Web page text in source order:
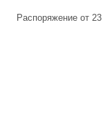
Распоряжение от